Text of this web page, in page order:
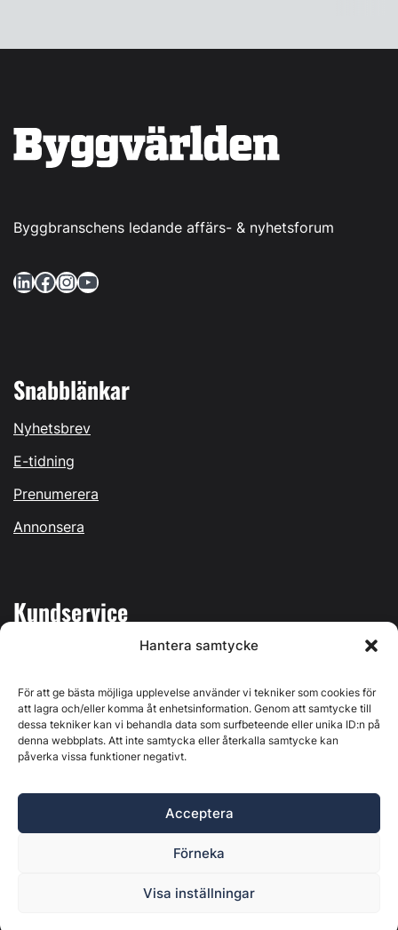
Hantera samtycke
För att ge bästa möjliga upplevelse använder vi tekniker som cookies för
att lagra och/eller komma åt enhetsinformation. Genom att samtycke till
dessa tekniker kan vi behandla data som surfbeteende eller unika ID:n på
denna webbplats. Att inte samtycka eller återkalla samtycke kan
påverka vissa funktioner negativt.
Acceptera
Förneka
Visa inställningar
Byggbranschens ledande affärs- & nyhetsforum
LinkedIn Facebook InstagramYouTube
Snabblänkar
Nyhetsbrev
E-tidning
Prenumerera
Annonsera
Kundservice
Kontakta oss
Östernäsvägen 1, 827 32 Ljusdal, org.nr: 556625-6425 -
Ansvarig utgivare: Henrik Ekberg. Innehållet på denna
webbplats är upphovsrättsligt skyddat. Ange källa vid citering.
Byggvärlden är en del avMarknadsdatagruppen
Policy för datahantering, integritet och cookies